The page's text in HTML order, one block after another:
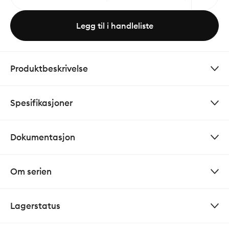
Legg til i handleliste
Produktbeskrivelse
Spesifikasjoner
Dokumentasjon
Om serien
Lagerstatus